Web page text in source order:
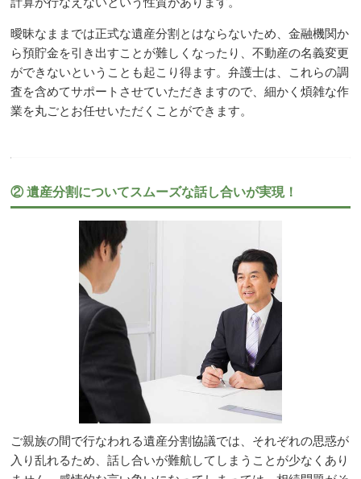
曖昧なままでは正式な遺産分割とはならないため、金融機関か
ら預貯金を引き出すことが難しくなったり、不動産の名義変更
ができないということも起こり得ます。弁護士は、これらの調
査を含めてサポートさせていただきますので、細かく煩雑な作
業を丸ごとお任せいただくことができます。
② 遺産分割についてスムーズな話し合いが実現！
ご親族の間で行なわれる遺産分割協議では、それぞれの思惑が
入り乱れるため、話し合いが難航してしまうことが少なくあり